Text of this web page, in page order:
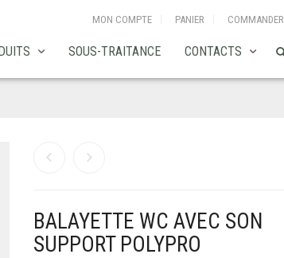
MON COMPTE PANIER COMMANDER
SOUS-TRAITANCE CONTACTS
BALAYETTE WC AVEC SON
SUPPORT POLYPRO